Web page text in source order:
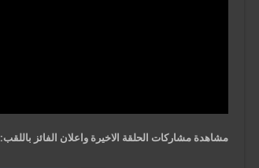
مشاهدة مشاركات الحلقة الاخيرة واعلان الفائز باللقب: